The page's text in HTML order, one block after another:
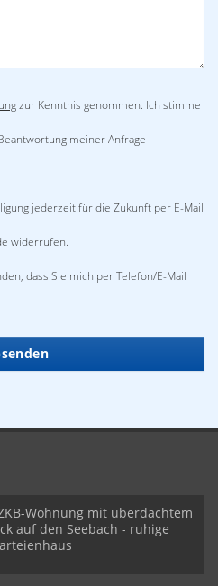
zur Kenntnis genommen. Ich stimme
meiner Anfrage
jederzeit für die Zukunft per E-Mail
widerrufen.
dass Sie mich per Telefon/E-Mail
Wohnung mit überdachtem
auf den Seebach - ruhige